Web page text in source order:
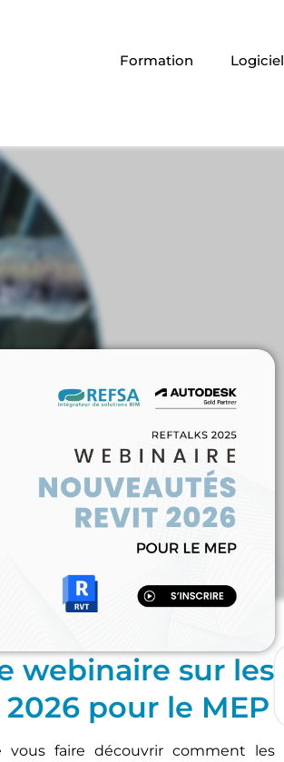
Formation Logiciel
webinaire sur les
pour le MEP
vous faire découvrir comment les